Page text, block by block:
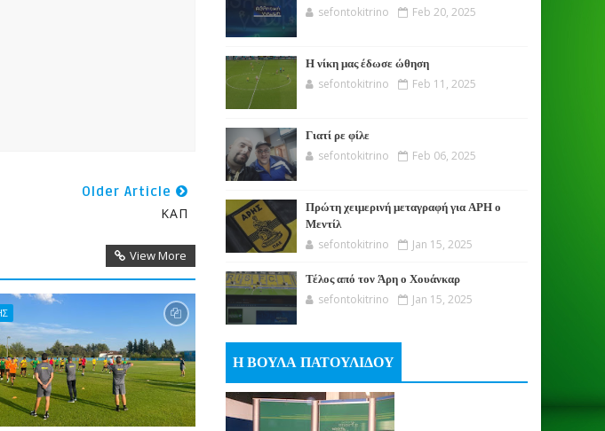
Older Article
ΚΑΠ
View More
sefontokitrino Feb 20, 2025
Η νίκη μας έδωσε ώθηση
sefontokitrino Feb 11, 2025
Γιατί ρε φίλε
sefontokitrino Feb 06, 2025
Πρώτη χειμερινή μεταγραφή για ΑΡΗ ο
Μεντίλ
sefontokitrino Jan 15, 2025
Τέλος από τον Άρη ο Χουάνκαρ
sefontokitrino Jan 15, 2025
Η ΒΟΥΛΑ ΠΑΤΟΥΛΙΔΟΥ